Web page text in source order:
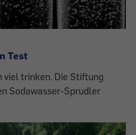
Test
viel trinken. Die Stiftung
Sodawasser-Sprudler